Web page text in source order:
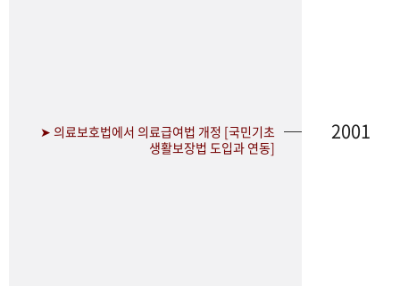
➤ 의료보호법에서 의료급여법 개정 [국민기초
생활보장법 도입과 연동]
2001